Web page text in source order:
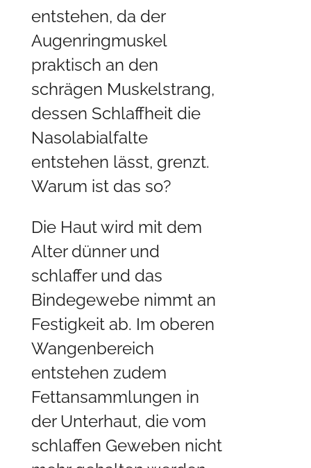
entstehen, da der
Augenringmuskel
praktisch an den
schrägen Muskelstrang,
dessen Schlaffheit die
Nasolabialfalte
entstehen lässt, grenzt.
Warum ist das so?
Die Haut wird mit dem
Alter dünner und
schlaffer und das
Bindegewebe nimmt an
Festigkeit ab. Im oberen
Wangenbereich
entstehen zudem
Fettansammlungen in
der Unterhaut, die vom
schlaffen Geweben nicht